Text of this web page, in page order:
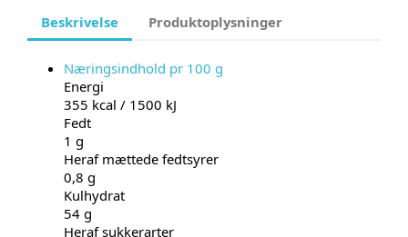
Beskrivelse Produktoplysninger
Næringsindhold pr 100 g
Energi
355 kcal / 1500 kJ
Fedt
1 g
Heraf mættede fedtsyrer
0,8 g
Kulhydrat
54 g
Heraf sukkerarter